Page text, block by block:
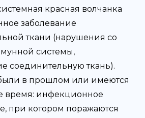
красная волчанка
заболевание
ткани (нарушения со
системы,
соединительную ткань).
в прошлом или имеются
время: инфекционное
при котором поражаются